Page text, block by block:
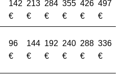
142
€
213
€
284
€
355
€
426
€
497
€
96
€
144
€
192
€
240
€
288
€
336
€